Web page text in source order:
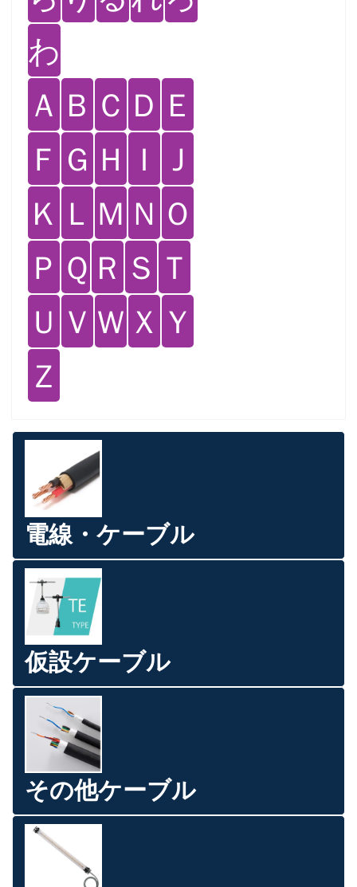
わ
Ａ Ｂ Ｃ Ｄ Ｅ
Ｆ Ｇ Ｈ Ｉ Ｊ
Ｋ Ｌ Ｍ Ｎ Ｏ
Ｐ Ｑ Ｒ Ｓ Ｔ
Ｕ Ｖ Ｗ Ｘ Ｙ
Ｚ
電線・ケーブル
仮設ケーブル
その他ケーブル